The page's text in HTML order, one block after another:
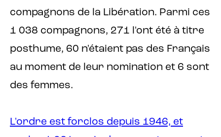
compagnons de la Libération. Parmi ces
1 038 compagnons, 271 l'ont été à titre
posthume, 60 n'étaient pas des Français
au moment de leur nomination et 6 sont
des femmes.
L'ordre est forclos depuis 1946, et